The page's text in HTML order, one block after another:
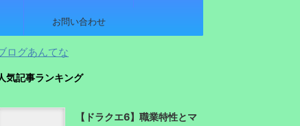
お問い合わせ
ログあんてな
気記事ランキング
【ドラクエ6】職業特性とマ